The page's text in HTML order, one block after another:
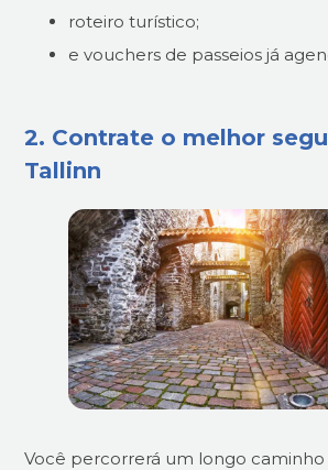
roteiro turístico;
e vouchers de passeios já
2. Contrate o melhor
Tallinn
Você percorrerá um longo